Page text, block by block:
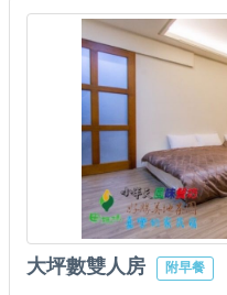
大坪數雙人房 附早餐